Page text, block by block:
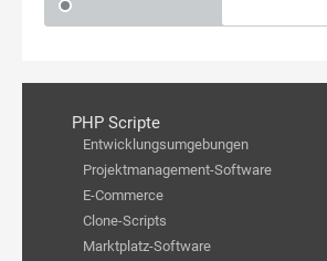
PHP Scripte
Entwicklungsumgebungen
Projektmanagement-Software
E-Commerce
Clone-Scripts
Marktplatz-Software